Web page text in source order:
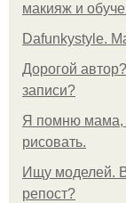
макияж и
Dafunkystyle.
Дорогой
записи?
Я помню мама,
рисовать.
Ищу моделей. В
репост?